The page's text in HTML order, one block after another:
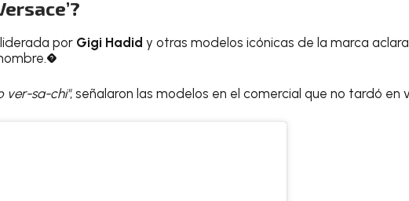
por Gigi Hadid y otras modelos icónicas de la marca
ver-sa-chi", señalaron las modelos en el comercial que no tardó en